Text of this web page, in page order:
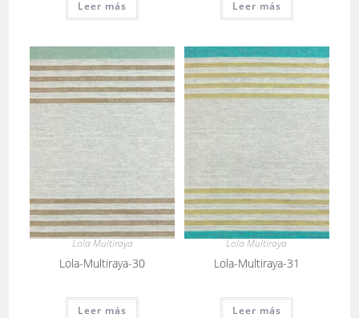
Leer más Leer más
Lola Multiraya
Lola-Multiraya-30
Leer más
Lola Multiraya
Lola-Multiraya-31
Leer más